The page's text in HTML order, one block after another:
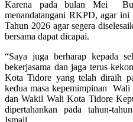
Karena pada bulan Mei
menandatangani RKPD, agar
Tahun 2026 agar segera
bersama dapat dicapai.
“Saya juga berharap kepada
bekerjasama dan jaga terus
Kota Tidore yang telah diraih
kedua masa kepemimpinan
dan Wakil Wali Kota Tidore
dipertahankan pada tahun-